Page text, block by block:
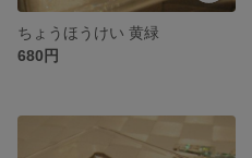
ちょうほうけい 黄緑
680円